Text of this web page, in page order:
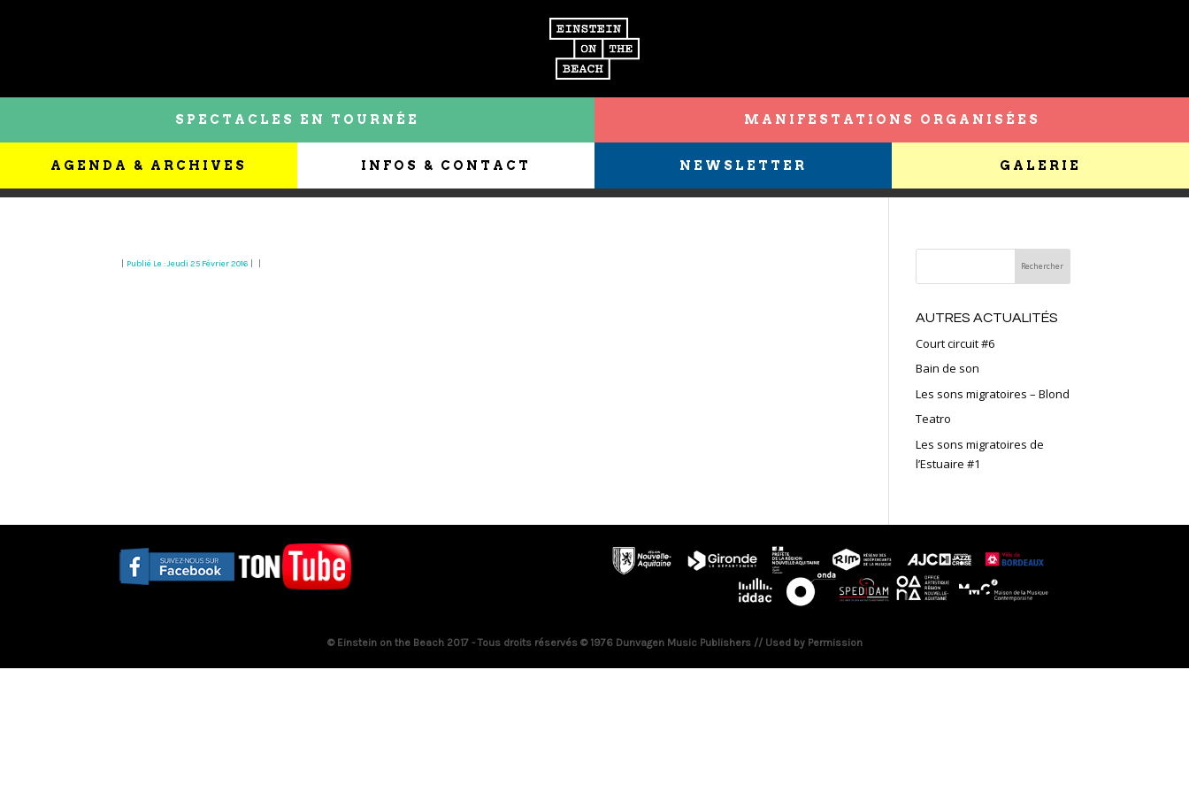
SPECTACLES EN TOURNÉE MANIFESTATIONS ORGANISÉES
AGENDA & ARCHIVES INFOS & CONTACT NEWSLETTER GALERIE
Publié Le : Jeudi 25 Février 2016
AUTRES ACTUALITÉS
Court circuit #6
Bain de son
Les sons migratoires – Blond
Teatro
Les sons migratoires de
l’Estuaire #1
© Einstein on the Beach 2017 - Tous droits réservés © 1976 Dunvagen Music Publishers // Used by Permission